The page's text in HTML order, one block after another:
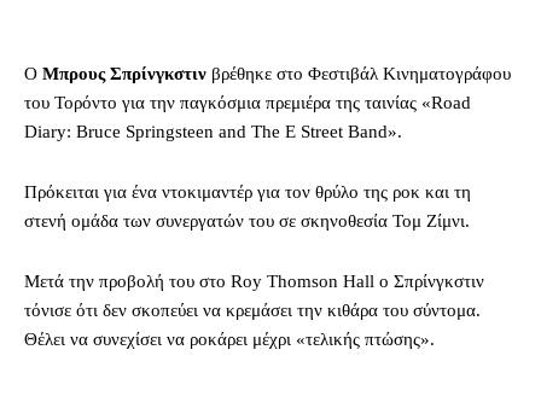
O Μπρους Σπρίνγκστιν βρέθηκε στο Φεστιβάλ Κινηματογράφου
του Τορόντο για την παγκόσμια πρεμιέρα της ταινίας «Road
Diary: Bruce Springsteen and The E Street Band».
Πρόκειται για ένα ντοκιμαντέρ για τον θρύλο της ροκ και τη
στενή ομάδα των συνεργατών του σε σκηνοθεσία Τομ Ζίμνι.
Μετά την προβολή του στο Roy Thomson Hall ο Σπρίνγκστιν
τόνισε ότι δεν σκοπεύει να κρεμάσει την κιθάρα του σύντομα.
Θέλει να συνεχίσει να ροκάρει μέχρι «τελικής πτώσης».